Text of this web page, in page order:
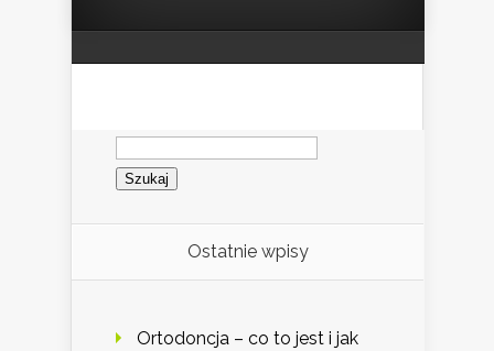
Szukaj:
Ostatnie wpisy
Ortodoncja – co to jest i jak